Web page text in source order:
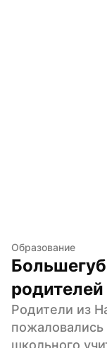
Образование
Родители из
школьного